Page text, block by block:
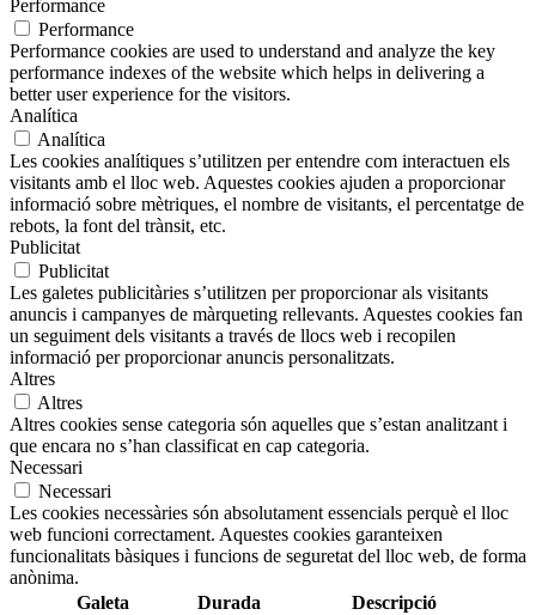
Performance
Performance
Performance cookies are used to understand and analyze the key
performance indexes of the website which helps in delivering a
better user experience for the visitors.
Analítica
Analítica
Les cookies analítiques s’utilitzen per entendre com interactuen els
visitants amb el lloc web. Aquestes cookies ajuden a proporcionar
informació sobre mètriques, el nombre de visitants, el percentatge de
rebots, la font del trànsit, etc.
Publicitat
Publicitat
Les galetes publicitàries s’utilitzen per proporcionar als visitants
anuncis i campanyes de màrqueting rellevants. Aquestes cookies fan
un seguiment dels visitants a través de llocs web i recopilen
informació per proporcionar anuncis personalitzats.
Altres
Altres
Altres cookies sense categoria són aquelles que s’estan analitzant i
que encara no s’han classificat en cap categoria.
Necessari
Necessari
Les cookies necessàries són absolutament essencials perquè el lloc
web funcioni correctament. Aquestes cookies garanteixen
funcionalitats bàsiques i funcions de seguretat del lloc web, de forma
anònima.
Galeta
Durada Descripció